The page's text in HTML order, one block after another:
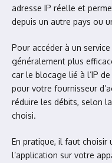
adresse IP réelle et
depuis un autre pays ou
Pour accéder à un
généralement plus
car le blocage lié à l’IP
pour votre fournisseur
réduire les débits, selon
choisi.
En pratique, il faut choisir
l’application sur votre